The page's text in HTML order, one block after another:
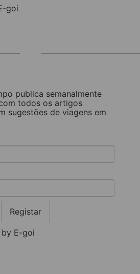
goi
publica semanalmente
todos os artigos
sugestões de viagens em
Registar
E-goi